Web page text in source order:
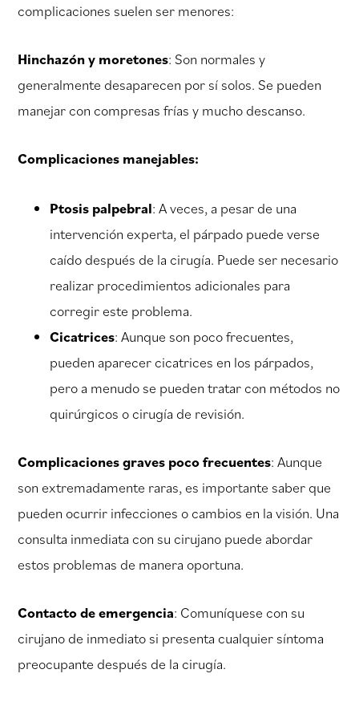
complicaciones suelen ser menores:
Hinchazón y moretones: Son normales y
generalmente desaparecen por sí solos. Se pueden
manejar con compresas frías y mucho descanso.
Complicaciones manejables:
Ptosis palpebral: A veces, a pesar de una
intervención experta, el párpado puede verse
caído después de la cirugía. Puede ser necesario
realizar procedimientos adicionales para
corregir este problema.
Cicatrices: Aunque son poco frecuentes,
pueden aparecer cicatrices en los párpados,
pero a menudo se pueden tratar con métodos no
quirúrgicos o cirugía de revisión.
Complicaciones graves poco frecuentes: Aunque
son extremadamente raras, es importante saber que
pueden ocurrir infecciones o cambios en la visión. Una
consulta inmediata con su cirujano puede abordar
estos problemas de manera oportuna.
Contacto de emergencia: Comuníquese con su
cirujano de inmediato si presenta cualquier síntoma
preocupante después de la cirugía.